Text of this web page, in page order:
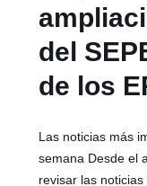
del
de los
Las noticias más
semana Desde el
revisar las